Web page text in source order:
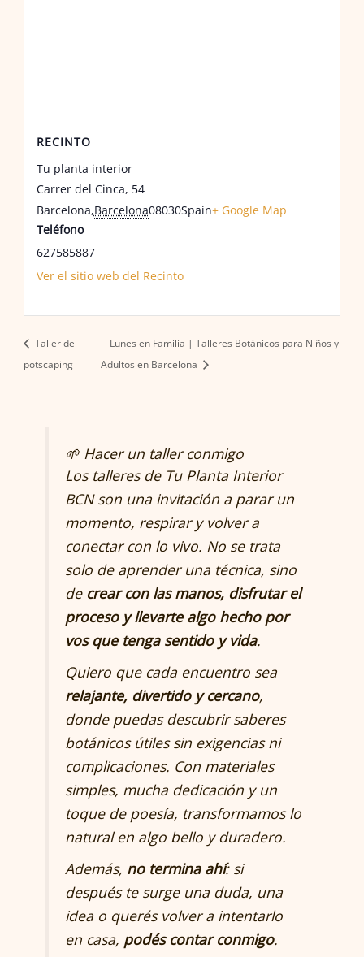
RECINTO
Tu planta interior
Carrer del Cinca, 54
Barcelona,Barcelona08030Spain+ Google Map
Teléfono
627585887
Ver el sitio web del Recinto
Taller de
potscaping
Lunes en Familia | Talleres Botánicos para Niños y
Adultos en Barcelona
🌱 Hacer un taller conmigo
Los talleres de Tu Planta Interior
BCNson una invitación a parar un
momento, respirar y volver a
conectar con lo vivo. No se trata
solo de aprender una técnica, sino
de crear con las manos, disfrutar el
proceso y llevarte algo hecho por
vos que tenga sentido y vida.
Quiero que cada encuentro sea
relajante, divertido y cercano,
donde puedas descubrir saberes
botánicos útiles sin exigencias ni
complicaciones. Con materiales
simples, mucha dedicación y un
toque de poesía, transformamos lo
natural en algo bello y duradero.
Además, no termina ahí: si
después te surge una duda, una
idea o querés volver a intentarlo
en casa, podés contar conmigo.